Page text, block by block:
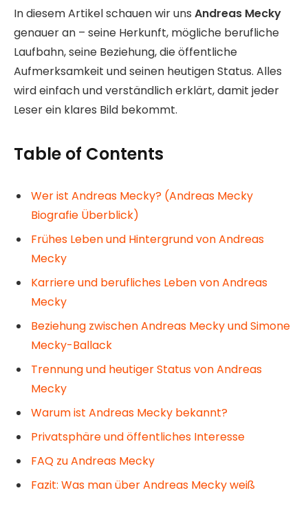
In diesem Artikel schauen wir uns Andreas Mecky
genauer an – seine Herkunft, mögliche berufliche
Laufbahn, seine Beziehung, die öffentliche
Aufmerksamkeit und seinen heutigen Status. Alles
wird einfach und verständlich erklärt, damit jeder
Leser ein klares Bild bekommt.
Table of Contents
Wer ist Andreas Mecky? (Andreas Mecky
Biografie Überblick)
Frühes Leben und Hintergrund von Andreas
Mecky
Karriere und berufliches Leben von Andreas
Mecky
Beziehung zwischen Andreas Mecky und Simone
Mecky-Ballack
Trennung und heutiger Status von Andreas
Mecky
Warum ist Andreas Mecky bekannt?
Privatsphäre und öffentliches Interesse
FAQ zu Andreas Mecky
Fazit: Was man über Andreas Mecky weiß